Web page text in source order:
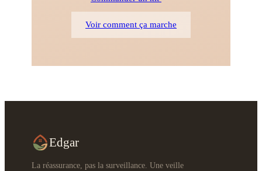
Voir comment ça marche
Edgar
La réassurance, pas la surveillance. Une veille